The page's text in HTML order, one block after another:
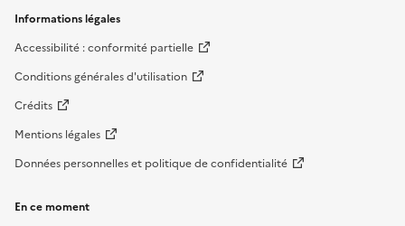
Informations légales
Accessibilité : conformité partielle
Conditions générales d'utilisation
Crédits
Mentions légales
Données personnelles et politique de confidentialité
En ce moment